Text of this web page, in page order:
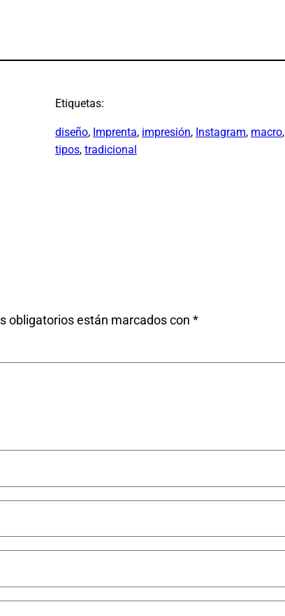
Etiquetas:
diseño, Imprenta, impresión, Instagram, macro,
tipos, tradicional
obligatorios están marcados con*